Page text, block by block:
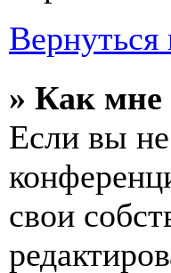
Вернуться
» Как мне
Если вы
свои